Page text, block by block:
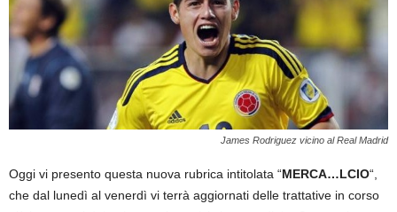
James Rodriguez vicino al Real Madrid
Oggi vi presento questa nuova rubrica intitolata “MERCA…LCIO“,
che dal lunedì al venerdì vi terrà aggiornati delle trattative in corso